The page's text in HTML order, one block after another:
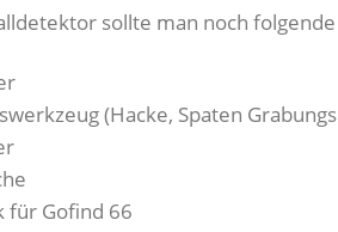
sollte man noch
(Hacke, Spaten
für Gofind 66